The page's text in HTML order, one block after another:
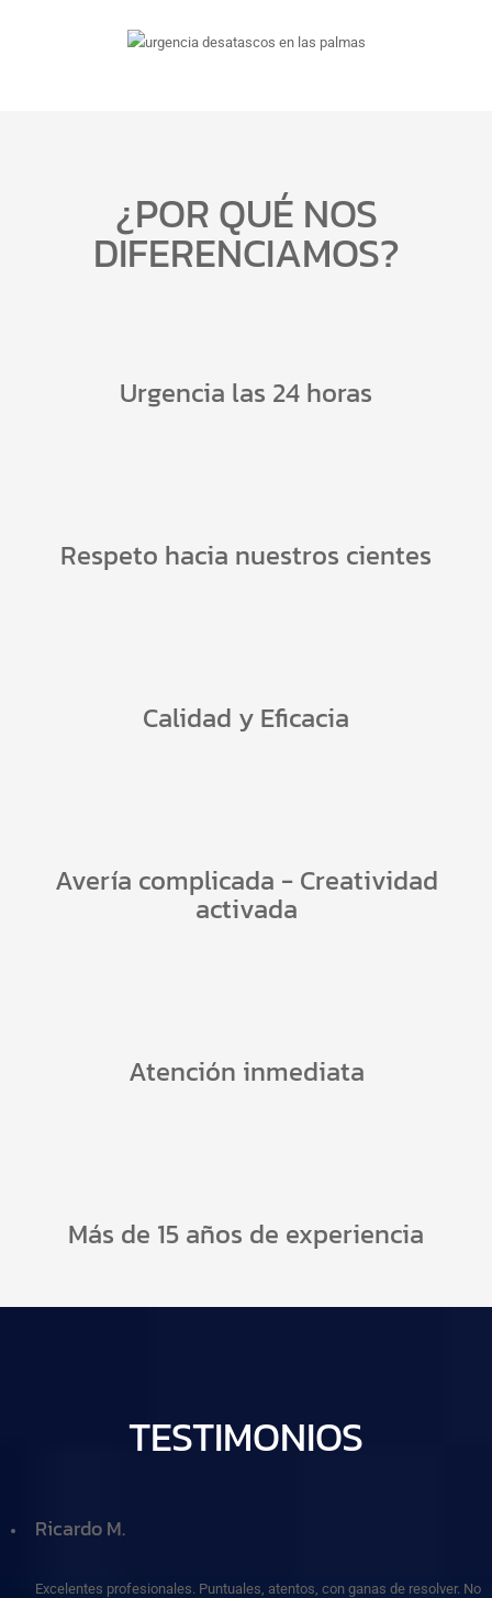
¿POR QUÉ NOS
DIFERENCIAMOS?
Urgencia las 24 horas
Respeto hacia nuestros cientes
Calidad y Eficacia
Avería complicada - Creatividad
activada
Atención inmediata
Más de 15 años de experiencia
TESTIMONIOS
Ricardo M.
Excelentes profesionales. Puntuales, atentos, con ganas de resolver. No